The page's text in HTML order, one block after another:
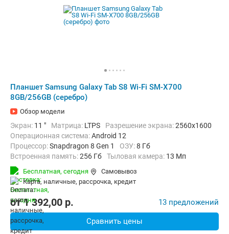
Планшет Samsung Galaxy Tab S8 Wi-Fi SM-X700
8GB/256GB (серебро)
Обзор модели
Экран: 11 " Матрица: LTPS Разрешение экрана:2560x1600
Операционная система:Android 12
Процессор:Snapdragon 8 Gen 1 ОЗУ:8 Гб
Встроенная память:256 Гб Тыловая камера: 13 Мп
Беспроводная связь:
Комплектация:
Перо (стилус)
Бесплатная, сегодня
Самовывоз
карта, наличные, рассрочка, кредит
от1 392,00 p. 13 предложений
Сравнить цены